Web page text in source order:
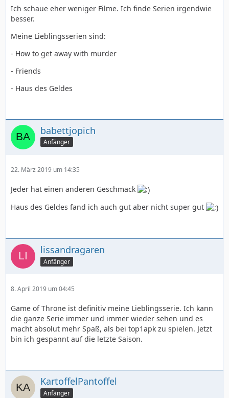
Ich schaue eher weniger Filme. Ich finde Serien irgendwie
besser.
Meine Lieblingsserien sind:
- How to get away with murder
- Friends
- Haus des Geldes
babettjopich
Anfänger
22. März 2019 um 14:35
Jeder hat einen anderen Geschmack
Haus des Geldes fand ich auch gut aber nicht super gut
lissandragaren
Anfänger
8. April 2019 um 04:45
Game of Throne ist definitiv meine Lieblingsserie. Ich kann
die ganze Serie immer und immer wieder sehen und es
macht absolut mehr Spaß, als bei top1apk zu spielen. Jetzt
bin ich gespannt auf die letzte Saison.
KartoffelPantoffel
Anfänger